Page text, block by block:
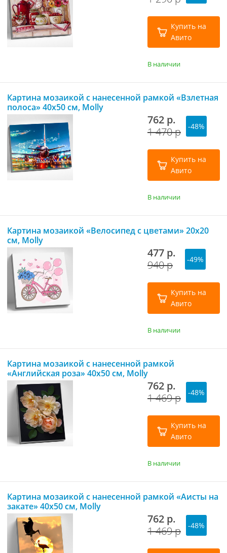
Купить на
Авито
В наличии
Картина мозаикой с нанесенной рамкой «Взлетная
полоса» 40х50 см, Molly
762 р.
1 470 р
-48%
Купить на
Авито
В наличии
Картина мозаикой «Велосипед с цветами» 20х20
см, Molly
477 р.
940 р
-49%
Купить на
Авито
В наличии
Картина мозаикой с нанесенной рамкой
«Английская роза» 40х50 см, Molly
762 р.
1 469 р
-48%
Купить на
Авито
В наличии
Картина мозаикой с нанесенной рамкой «Аисты на
закате» 40х50 см, Molly
762 р.
1 469 р
-48%